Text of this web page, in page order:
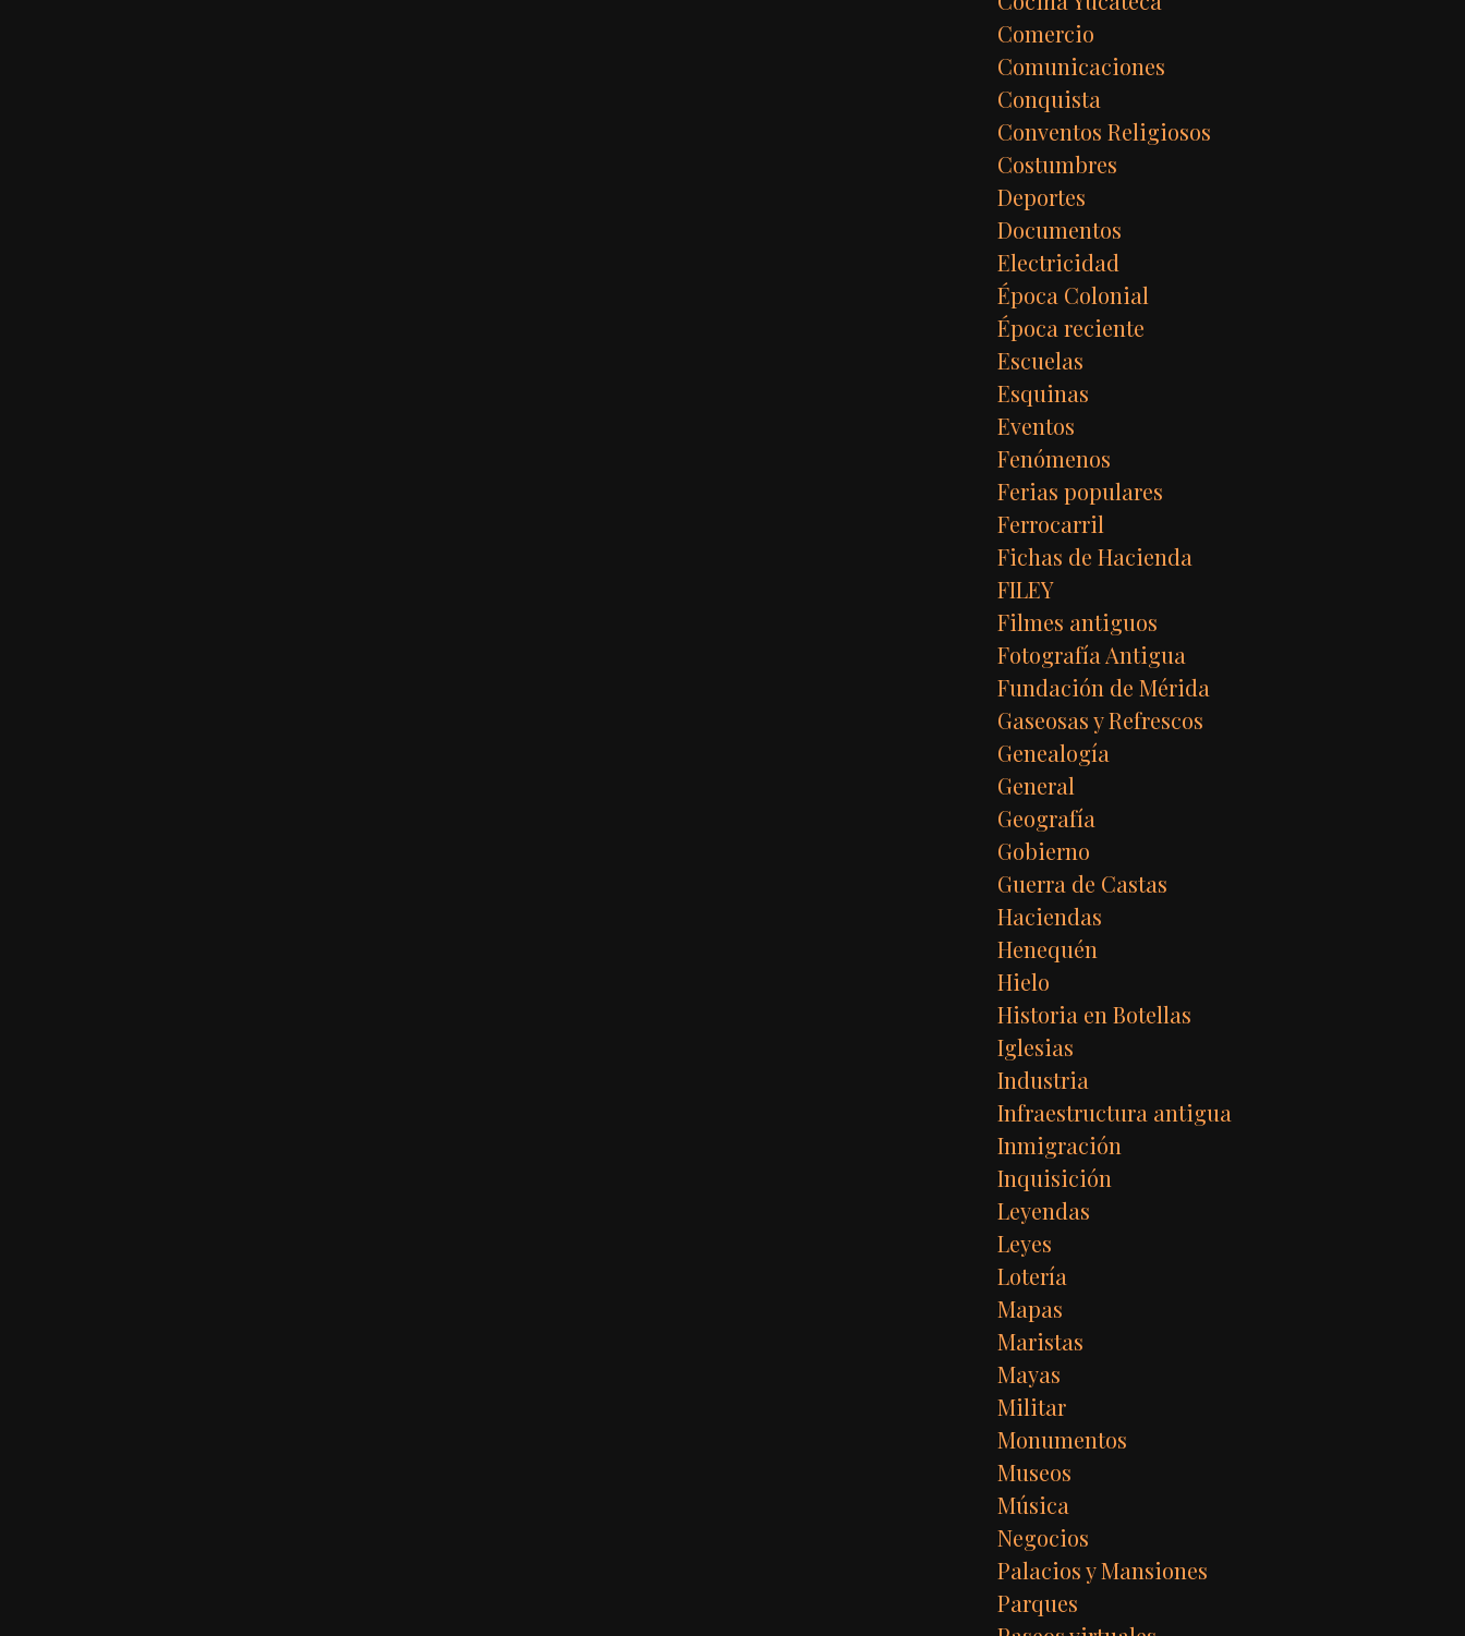
Comercio
Comunicaciones
Conquista
Conventos Religiosos
Costumbres
Deportes
Documentos
Electricidad
Época Colonial
Época reciente
Escuelas
Esquinas
Eventos
Fenómenos
Ferias populares
Ferrocarril
Fichas de Hacienda
FILEY
Filmes antiguos
Fotografía Antigua
Fundación de Mérida
Gaseosas y Refrescos
Genealogía
General
Geografía
Gobierno
Guerra de Castas
Haciendas
Henequén
Hielo
Historia en Botellas
Iglesias
Industria
Infraestructura antigua
Inmigración
Inquisición
Leyendas
Leyes
Lotería
Mapas
Maristas
Mayas
Militar
Monumentos
Museos
Música
Negocios
Palacios y Mansiones
Parques